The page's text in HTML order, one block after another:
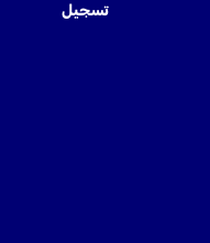
تسجيل